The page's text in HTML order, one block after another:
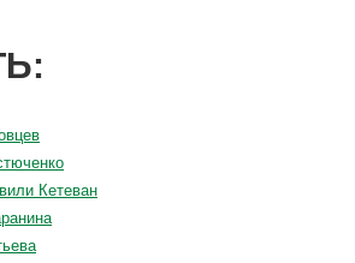
Кетеван